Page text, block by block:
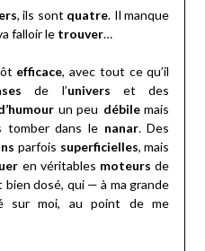
, ils sont quatre. Il manque
falloir le trouver…
efficace, avec tout ce qu’il
de l’univers et des
un peu débilemais
tomber dans le nanar. Des
parfois superficielles, mais
en véritables moteurs de
dosé, qui — à ma grande
moi, au point de me